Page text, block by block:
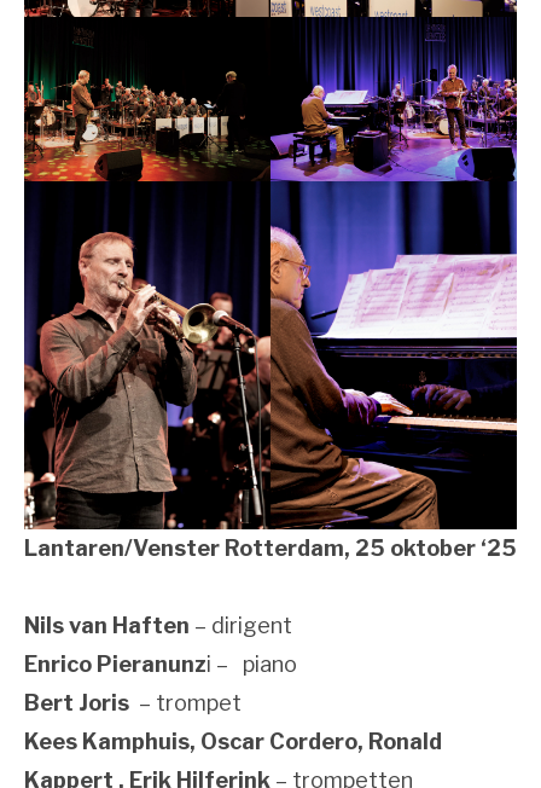
Lantaren/Venster Rotterdam, 25 oktober ‘25
Nils van Haften – dirigent
Enrico Pieranunzi – piano
Bert Joris – trompet
Kees Kamphuis, Oscar Cordero, Ronald
Kappert , Erik Hilferink – trompetten